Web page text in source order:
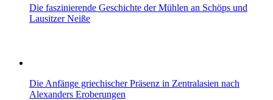
Die faszinierende Geschichte der Mühlen an Schöps und
Lausitzer Neiße
Die Anfänge griechischer Präsenz in Zentralasien nach
Alexanders Eroberungen